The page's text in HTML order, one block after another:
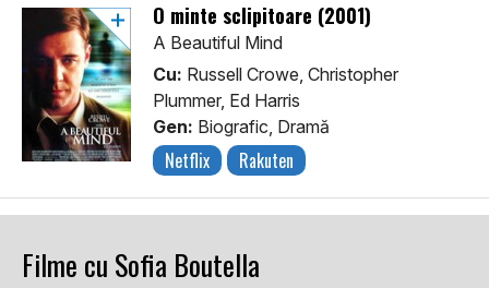
O minte sclipitoare (2001)
A Beautiful Mind
Cu: Russell Crowe, Christopher
Plummer, Ed Harris
Gen: Biografic, Dramă
Netflix Rakuten
Filme cu Sofia Boutella